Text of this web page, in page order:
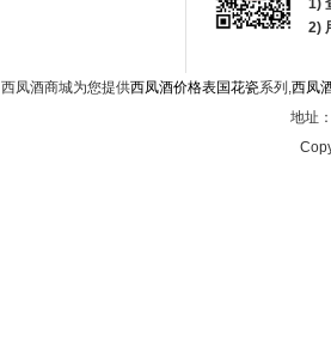
1)
2)
西凤酒商城为您提供西凤酒价格表国花瓷系列,西凤
地址